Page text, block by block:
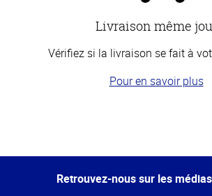
Livraison même
Vérifiez si la livraison se fait à
Pour en savoir plus
de la
Retrouvez-nous sur les